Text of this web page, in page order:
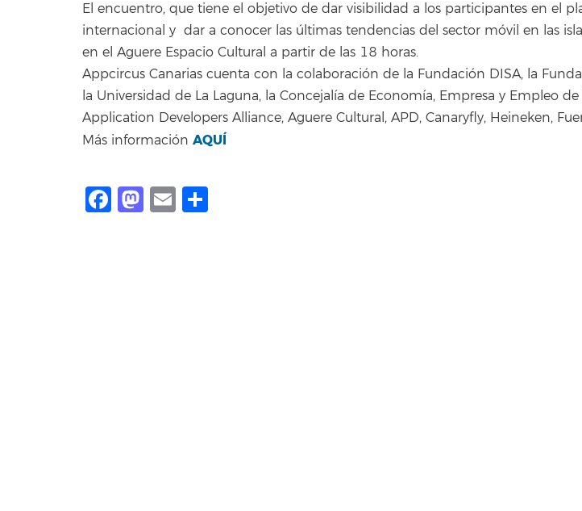
El encuentro, que tiene el objetivo de dar visibilidad a los participantes en el
internacional y dar a conocer las últimas tendencias del sector móvil en las
en el Aguere Espacio Cultural a partir de las 18 horas.
Appcircus Canarias cuenta con la colaboración de la Fundación DISA, la
la Universidad de La Laguna, la Concejalía de Economía, Empresa y Empleo de
Application Developers Alliance, Aguere Cultural, APD, Canaryfly, Heineken,
Más información AQUÍ
Facebook
Mastodon
Email